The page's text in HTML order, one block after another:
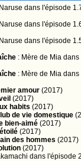
dans l'épisode
dans l'épisode
dans l'épisode
: Mère de Mia dans
: Mère de Mia dans
amour (2017)
(2017)
habits (2017)
de vie domestique
bien-aimé (2017)
(2017)
des hommes (2017)
(2017)
dans l'épisode